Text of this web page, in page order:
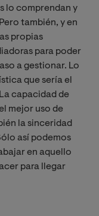
lo comprendan y
también, y en
propias
para poder
a gestionar. Lo
que sería el
capacidad de
mejor uso de
la sinceridad
así podemos
en aquello
para llegar